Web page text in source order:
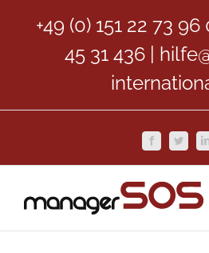
+49 (0) 151 22 73 96
45 31 436
FacebookTwitter